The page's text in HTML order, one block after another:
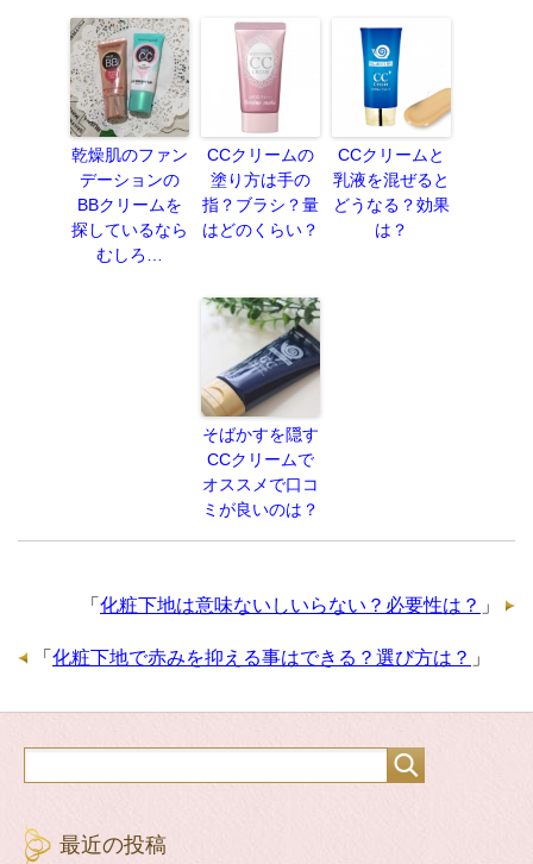
乾燥肌のファン
デーションの
BBクリームを
探しているなら
むしろ…
CCクリームの
塗り方は手の
指？ブラシ？量
はどのくらい？
CCクリームと
乳液を混ぜると
どうなる？効果
は？
そばかすを隠す
CCクリームで
オススメで口コ
ミが良いのは？
「 化粧下地は意味ないしいらない？必要性は？ 」
「 化粧下地で赤みを抑える事はできる？選び方は？ 」
最近の投稿